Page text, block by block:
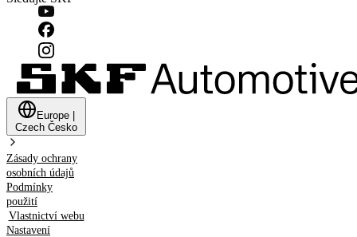
Europe
Czech Česko
Zásady ochrany
osobních údajů
Podmínky
použití
Vlastnictví webu
Nastavení